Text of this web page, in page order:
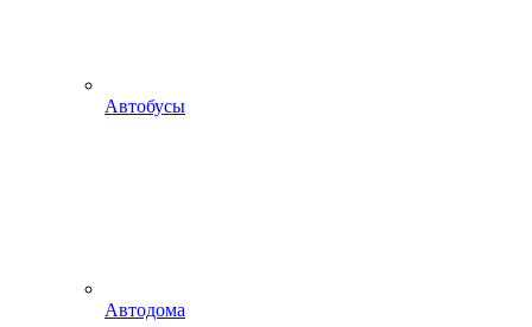
Автобусы
Автодома